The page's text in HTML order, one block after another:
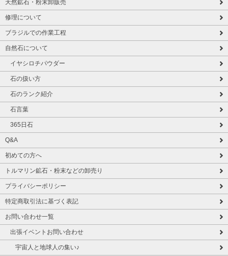
天然鉱石・粉末卸販売
修理について
ブラジルでの作業工程
自然石について
イヤシロチパウダー
石の扱い方
石のランク紹介
石言葉
365日石
Q&A
初めての方へ
トルマリン鉱石・粉末などの卸売り
プライバシーポリシー
特定商取引法に基づく表記
お問い合わせ一覧
出張イベントお問い合わせ
宇宙人と地球人の集い♪